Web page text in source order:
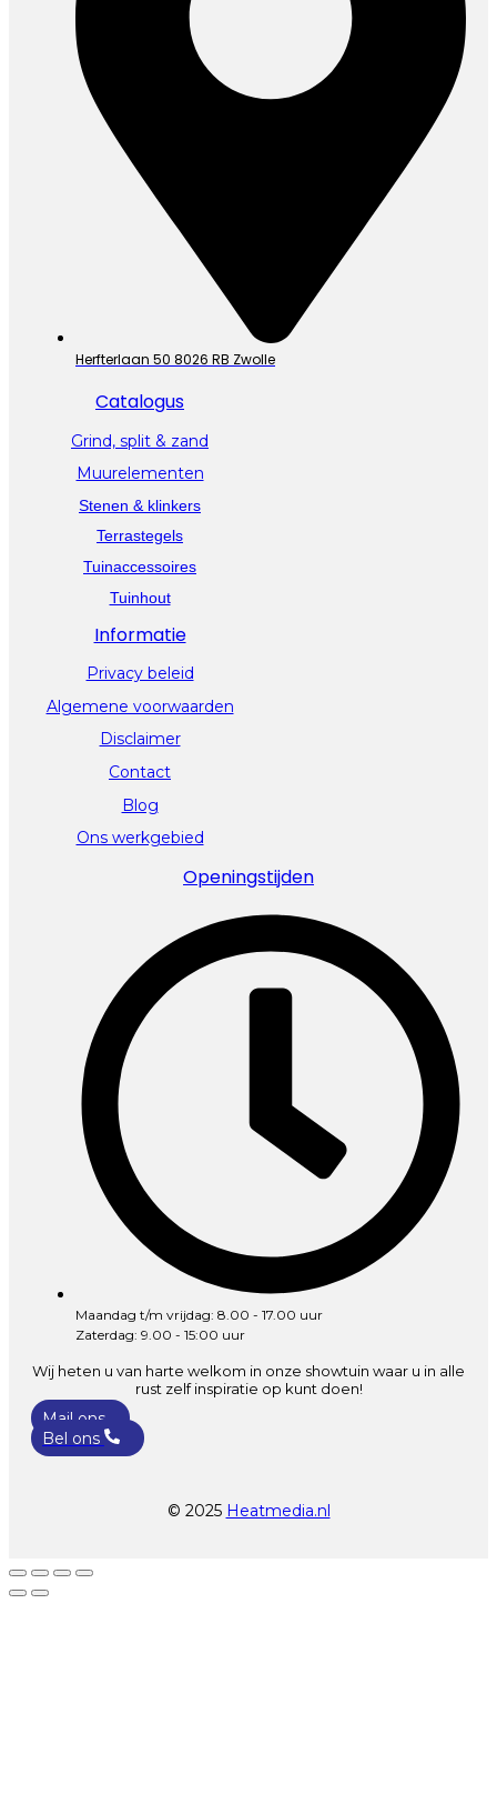
Herfterlaan 50 8026 RB Zwolle
Catalogus
Grind, split & zand
Muurelementen
Stenen & klinkers
Terrastegels
Tuinaccessoires
Tuinhout
Informatie
Privacy beleid
Algemene voorwaarden
Disclaimer
Contact
Blog
Ons werkgebied
Openingstijden
Maandag t/m vrijdag: 8.00 - 17.00 uur
Zaterdag: 9.00 - 15:00 uur
Wij heten u van harte welkom in onze showtuin waar u in alle
rust zelf inspiratie op kunt doen!
Mail ons
Bel ons
© 2025 Heatmedia.nl